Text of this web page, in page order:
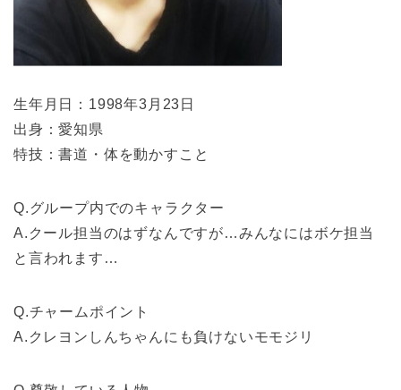
生年月日：1998年3月23日
出身：愛知県
特技：書道・体を動かすこと
Q.グループ内でのキャラクター
A.クール担当のはずなんですが…みんなにはボケ担当
と言われます…
Q.チャームポイント
A.クレヨンしんちゃんにも負けないモモジリ